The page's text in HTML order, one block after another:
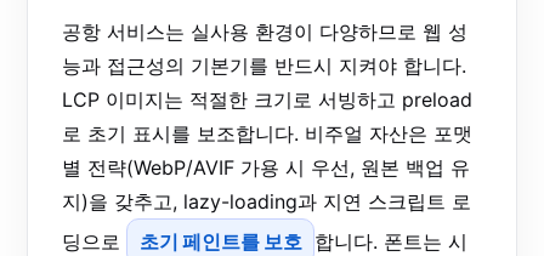
공항 서비스는 실사용 환경이 다양하므로 웹 성
능과 접근성의 기본기를 반드시 지켜야 합니다.
LCP 이미지는 적절한 크기로 서빙하고 preload
로 초기 표시를 보조합니다. 비주얼 자산은 포맷
별 전략(WebP/AVIF 가용 시 우선, 원본 백업 유
지)을 갖추고, lazy-loading과 지연 스크립트 로
딩으로
초기 페인트를 보호 합니다. 폰트는 시